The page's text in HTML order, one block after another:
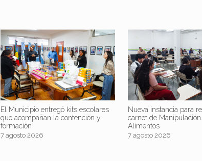
El Municipio entregó kits escolares
que acompañan la contención y
formación
7 agosto 2026
Nueva instancia para
carnet de
Alimentos
7 agosto 2026